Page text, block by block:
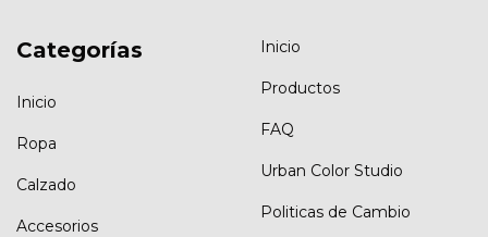
Categorías
Inicio
Ropa
Calzado
Accesorios
Inicio
Productos
FAQ
Urban Color Studio
Politicas de Cambio